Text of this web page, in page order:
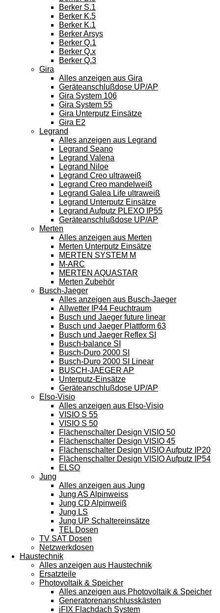
Berker S.1
Berker K.5
Berker K.1
Berker Arsys
Berker Q.1
Berker Q.x
Berker Q.3
Gira
Alles anzeigen aus Gira
Geräteanschlußdose UP/AP
Gira System 106
Gira System 55
Gira Unterputz Einsätze
Gira E2
Legrand
Alles anzeigen aus Legrand
Legrand Seano
Legrand Valena
Legrand Niloe
Legrand Creo ultraweiß
Legrand Creo mandelweiß
Legrand Galea Life ultraweiß
Legrand Unterputz Einsätze
Legrand Aufputz PLEXO IP55
Geräteanschlußdose UP/AP
Merten
Alles anzeigen aus Merten
Merten Unterputz Einsätze
MERTEN SYSTEM M
M-ARC
MERTEN AQUASTAR
Merten Zubehör
Busch-Jaeger
Alles anzeigen aus Busch-Jaeger
Allwetter IP44 Feuchtraum
Busch und Jaeger future linear
Busch und Jaeger Plattform 63
Busch und Jaeger Reflex SI
Busch-balance SI
Busch-Duro 2000 SI
Busch-Duro 2000 SI Linear
BUSCH-JAEGER AP
Unterputz-Einsätze
Geräteanschlußdose UP/AP
Elso-Visio
Alles anzeigen aus Elso-Visio
VISIO S 55
VISIO S 50
Flächenschalter Design VISIO 50
Flächenschalter Design VISIO 45
Flächenschalter Design VISIO Aufputz IP20
Flächenschalter Design VISIO Aufputz IP54
ELSO
Jung
Alles anzeigen aus Jung
Jung AS Alpinweiss
Jung CD Alpinweiß
Jung LS
Jung UP Schaltereinsätze
TEL Dosen
TV SAT Dosen
Netzwerkdosen
Haustechnik
Alles anzeigen aus Haustechnik
Ersatzteile
Photovoltaik & Speicher
Alles anzeigen aus Photovoltaik & Speicher
Generatorenanschlusskästen
iFIX Flachdach System